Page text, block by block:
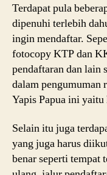
Terdapat pula
dipenuhi terlebih
ingin mendaftar.
fotocopy KTP dan
pendaftaran dan lain
dalam pengumuman
Yapis Papua ini
Selain itu juga
yang juga harus
benar seperti tempat